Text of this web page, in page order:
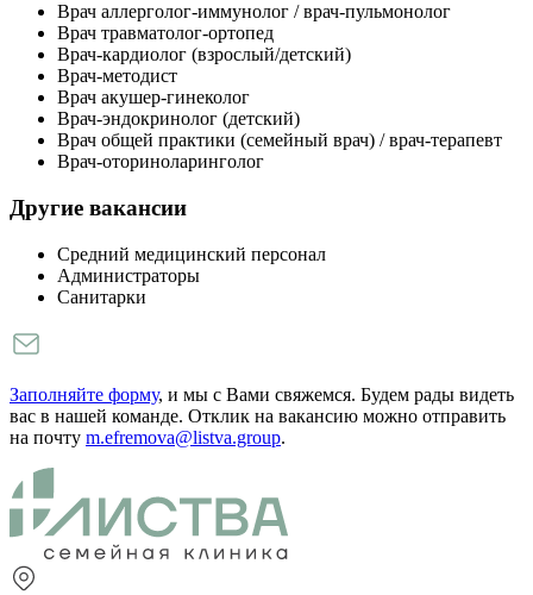
Врач аллерголог-иммунолог / врач-пульмонолог
Врач травматолог-ортопед
Врач-кардиолог (взрослый/детский)
Врач-методист
Врач акушер-гинеколог
Врач-эндокринолог (детский)
Врач общей практики (семейный врач) / врач-терапевт
Врач-оториноларинголог
Другие вакансии
Средний медицинский персонал
Администраторы
Санитарки
Заполняйте форму, и мы с Вами свяжемся. Будем рады видеть
вас в нашей команде. Отклик на вакансию можно отправить
на почту m.efremova@listva.group.